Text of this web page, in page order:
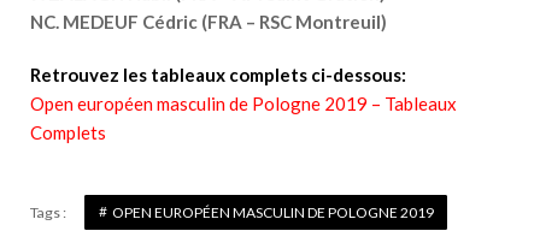
NC. MEDEUF Cédric (FRA – RSC Montreuil)
Retrouvez les tableaux complets ci-dessous:
Open européen masculin de Pologne 2019 – Tableaux
Complets
Tags : OPEN EUROPÉEN MASCULIN DE POLOGNE 2019